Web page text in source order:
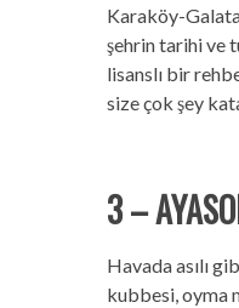
Karaköy-
şehrin tarihi ve
lisanslı bir
size çok şey
3 –
Havada asılı
kubbesi, oyma